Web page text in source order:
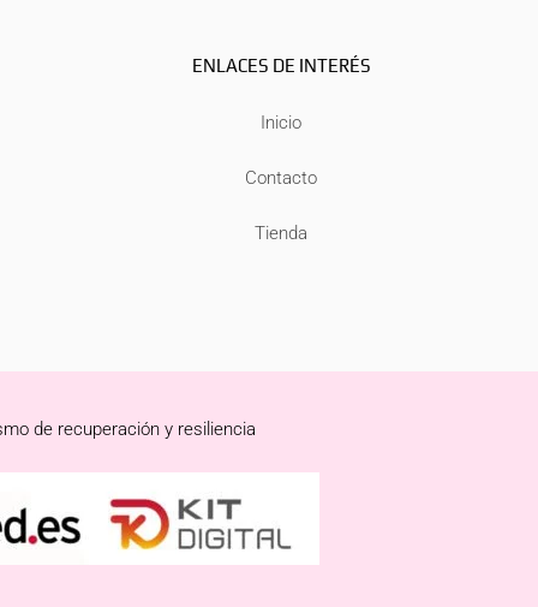
ENLACES DE INTERÉS
Inicio
Contacto
Tienda
de recuperación y resiliencia